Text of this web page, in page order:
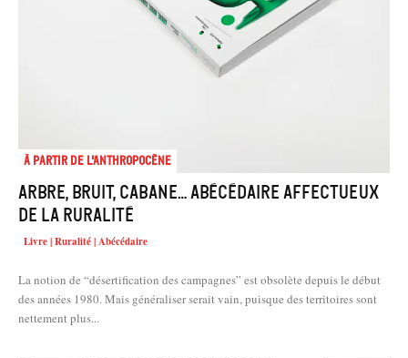
À partir de l'anthropocène
Arbre, Bruit, Cabane… Abécédaire affectueux
de la ruralité
Livre | Ruralité | Abécédaire
La notion de “désertification des campagnes” est obsolète depuis le début
des années 1980. Mais généraliser serait vain, puisque des territoires sont
nettement plus...